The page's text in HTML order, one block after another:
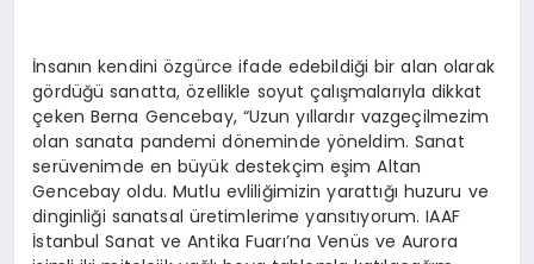
İnsanın kendini özgürce ifade edebildiği bir alan olarak
gördüğü sanatta, özellikle soyut çalışmalarıyla dikkat
çeken Berna Gencebay, “Uzun yıllardır vazgeçilmezim
olan sanata pandemi döneminde yöneldim. Sanat
serüvenimde en büyük destekçim eşim Altan
Gencebay oldu. Mutlu evliliğimizin yarattığı huzuru ve
dinginliği sanatsal üretimlerime yansıtıyorum. IAAF
İstanbul Sanat ve Antika Fuarı’na Venüs ve Aurora